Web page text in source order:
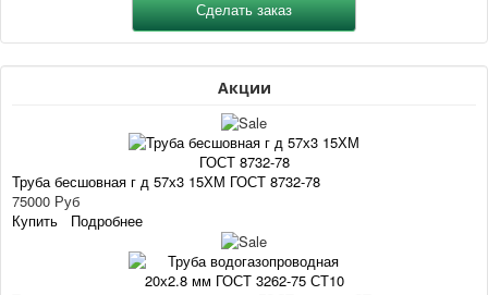
Акции
Труба бесшовная г д 57х3 15ХМ ГОСТ 8732-78
75000 Руб
Купить
Подробнее